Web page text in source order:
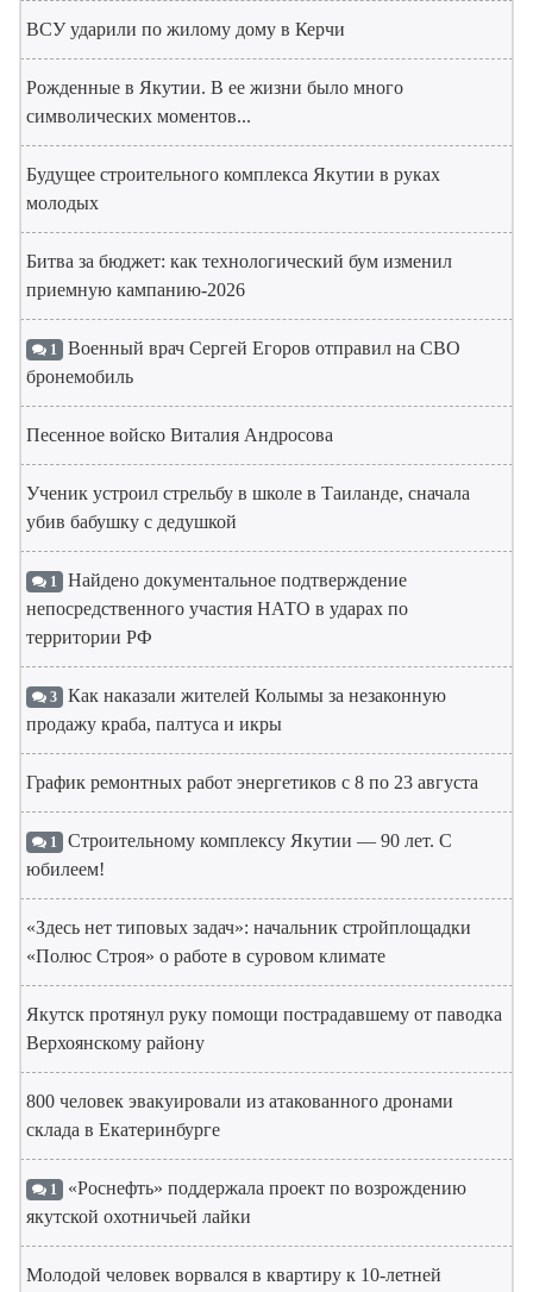
ВСУ ударили по жилому дому в Керчи
Рожденные в Якутии. В ее жизни было много
символических моментов...
Будущее строительного комплекса Якутии в руках
молодых
Битва за бюджет: как технологический бум изменил
приемную кампанию-2026
1 Военный врач Сергей Егоров отправил на СВО
бронемобиль
Песенное войско Виталия Андросова
Ученик устроил стрельбу в школе в Таиланде, сначала
убив бабушку с дедушкой
1 Найдено документальное подтверждение
непосредственного участия НАТО в ударах по
территории РФ
3 Как наказали жителей Колымы за незаконную
продажу краба, палтуса и икры
График ремонтных работ энергетиков с 8 по 23 августа
1 Строительному комплексу Якутии — 90 лет. С
юбилеем!
«Здесь нет типовых задач»: начальник стройплощадки
«Полюс Строя» о работе в суровом климате
Якутск протянул руку помощи пострадавшему от паводка
Верхоянскому району
800 человек эвакуировали из атакованного дронами
склада в Екатеринбурге
1 «Роснефть» поддержала проект по возрождению
якутской охотничьей лайки
Молодой человек ворвался в квартиру к 10-летней